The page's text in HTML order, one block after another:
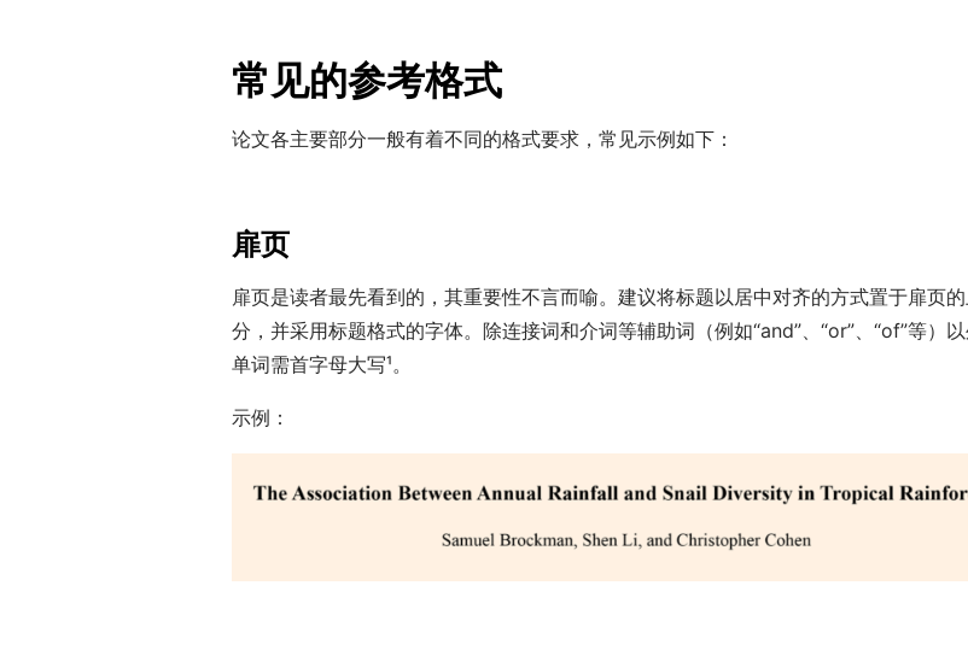
常见的参考格式
论文各主要部分一般有着不同的格式要求，常见示例如下：
扉页
扉页是读者最先看到的，其重要性不言而喻。建议将标题以居中对齐的方式置于扉页
分，并采用标题格式的字体。除连接词和介词等辅助词（例如“and”、“or”、“of”等）
单词需首字母大写¹。
示例：